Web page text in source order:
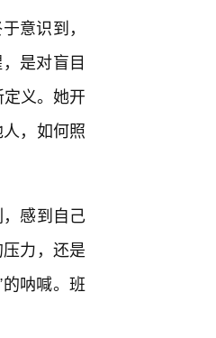
意识到，
是对盲目
义。她开
，如何照
感到自己
力，还是
呐喊。班